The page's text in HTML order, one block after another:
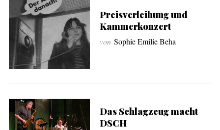
Preisverleihung und
Kammerkonzert
von Sophie Emilie Beha
Das Schlagzeug macht
DSCH